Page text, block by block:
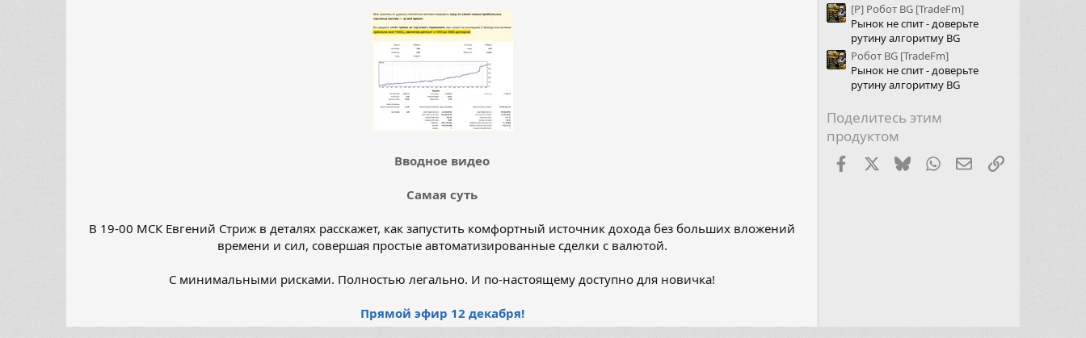
Вводное видео
Самая суть
В 19-00 МСК Евгений Стриж в деталях расскажет, как запустить комфортный источник дохода без больших вложений
времени и сил, совершая простые автоматизированные сделки с валютой.
С минимальными рисками. Полностью легально. И по-настоящему доступно для новичка!
Прямой эфир 12 декабря!
[P] Робот BG [TradeFm]
Рынок не спит - доверьте
рутину алгоритму BG
Робот BG [TradeFm]
Рынок не спит - доверьте
рутину алгоритму BG
Поделитесь этим
продуктом
FacebookX (Twitter)
Bluesky WhatsApp
Электронная почта
Ссылка